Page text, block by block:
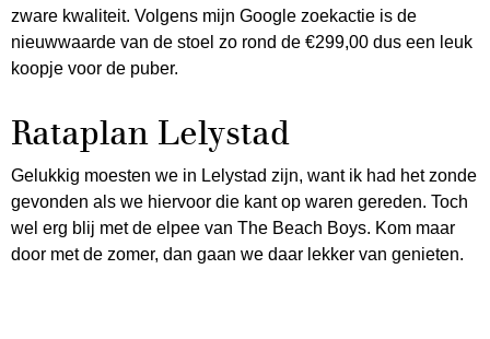
zware kwaliteit. Volgens mijn Google zoekactie is de
nieuwwaarde van de stoel zo rond de €299,00 dus een leuk
koopje voor de puber.
Rataplan Lelystad
Gelukkig moesten we in Lelystad zijn, want ik had het zonde
gevonden als we hiervoor die kant op waren gereden. Toch
wel erg blij met de elpee van The Beach Boys. Kom maar
door met de zomer, dan gaan we daar lekker van genieten.